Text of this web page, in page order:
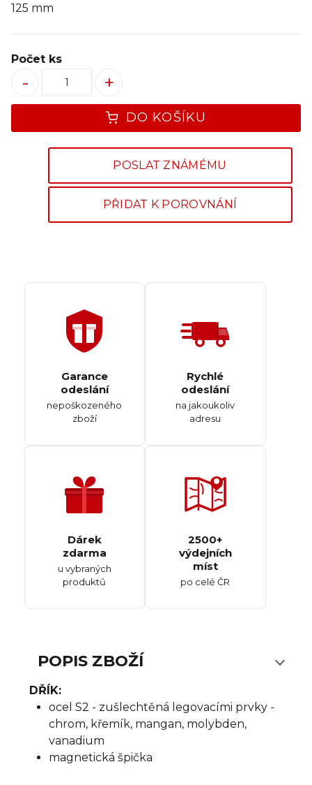
125 mm
DO KOŠÍKU
Počet ks
+
-
POSLAT ZNÁMÉMU
PŘIDAT K POROVNÁNÍ
Garance
odeslání
nepoškozeného
zboží
Rychlé
odeslání
na jakoukoliv
adresu
Dárek
zdarma
u vybraných
produktů
2500+
výdejních
míst
po celé ČR
POPIS ZBOŽÍ
DŘÍK:
ocel S2 - zušlechtěná legovacími prvky -
chrom, křemík, mangan, molybden,
vanadium
magnetická špička